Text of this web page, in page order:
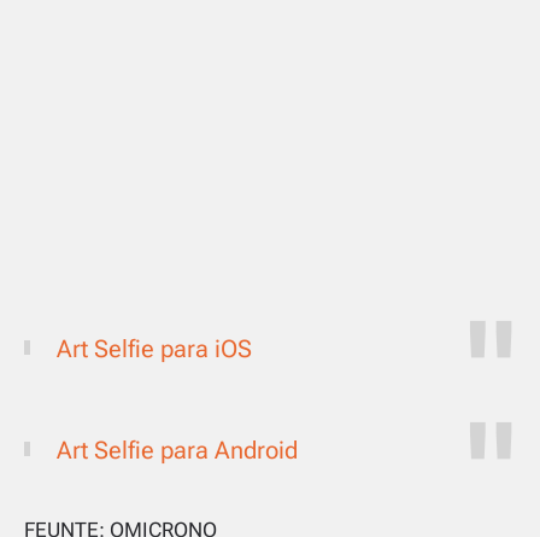
Art Selfie para iOS
Art Selfie para Android
FEUNTE: OMICRONO